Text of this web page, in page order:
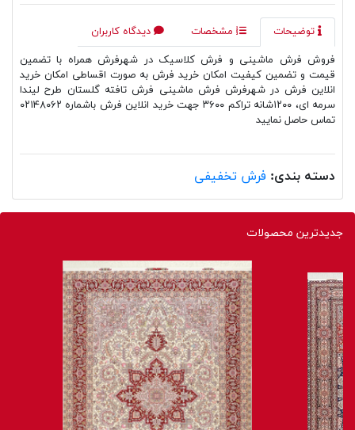
توضیحات مشخصات
دیدگاه کاربران
فروش فرش ماشینی و فرش کلاسیک در شهرفرش همراه با تضمین
قیمت و تضمین کیفیت امکان خرید فرش به صورت اقساطی امکان خرید
انلاین فرش در شهرفرش فرش ماشینی فرش تافته گلستان طرح لیندا
سرمه ای، ۱۲۰۰شانه تراکم ۳۶۰۰ جهت خرید انلاین فرش باشماره ۰۲۱۴۸۰۶۲
تماس حاصل نمایید
دسته بندی: فرش تخفیفی
جدیدترین محصولات